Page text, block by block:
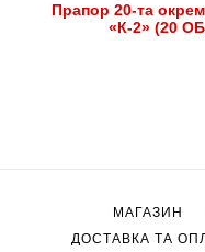
Прапор 20-та
«К-2» (20
МАГАЗИН
ДОСТАВКА ТА